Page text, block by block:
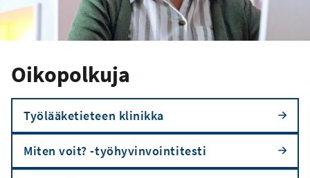
Oikopolkuja
Työlääketieteen klinikka
Miten voit? -työhyvinvointitesti